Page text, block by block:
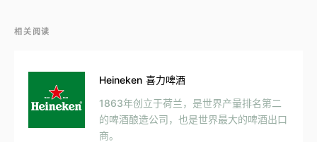
相关阅读
Heineken 喜力啤酒
1863年创立于荷兰，是世界产量排名第二
的啤酒酿造公司，也是世界最大的啤酒出口
商。